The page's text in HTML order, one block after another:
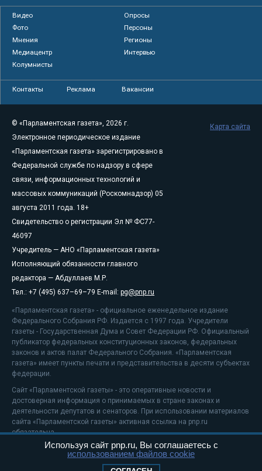
Видео
Опросы
Фото
Персоны
Мнения
Регионы
Медиацентр
Интервью
Колумнисты
Контакты Реклама Вакансии
© «Парламентская газета», 2026 г.
Электронное периодическое издание
«Парламентская газета» зарегистрировано в
Федеральной службе по надзору в сфере
связи, информационных технологий и
массовых коммуникаций (Роскомнадзор) 05
августа 2011 года. 18+
Свидетельство о регистрации Эл № ФС77-
46097
Учредитель — АНО «Парламентская газета»
Исполняющий обязанности главного
редактора — Абдуллаев М.Р.
Тел.: +7 (495) 637–69–79 E-mail: pg@pnp.ru
«Парламентская газета» - официальное еженедельное издание
Федерального Собрания РФ. Издается с 1997 года. Учредители
газеты - Государственная Дума и Совет Федерации РФ. Официальный
публикатор федеральных конституционных законов, федеральных
законов и актов палат Федерального Собрания. «Парламентская
газета» имеет пункты печати и представительства в десяти субъектах
федерации.
Сайт «Парламентской газеты» - это оперативные новости и
достоверная информация о принимаемых в стране законах и
деятельности депутатов и сенаторов. При использовании материалов
сайта «Парламентской газеты» активная ссылка на pnp.ru
обязательна.
На информационном ресурсе применяютсярекомендательные
Карта сайта
Используя сайт pnp.ru, Вы соглашаетесь с
использованием файлов cookie